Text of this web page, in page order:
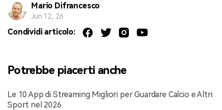
Mario Difrancesco
Jun 12, 26
Condividi articolo:
Potrebbe piacerti anche
Le 10 App di Streaming Migliori per Guardare Calcio e Altri
Sport nel 2026